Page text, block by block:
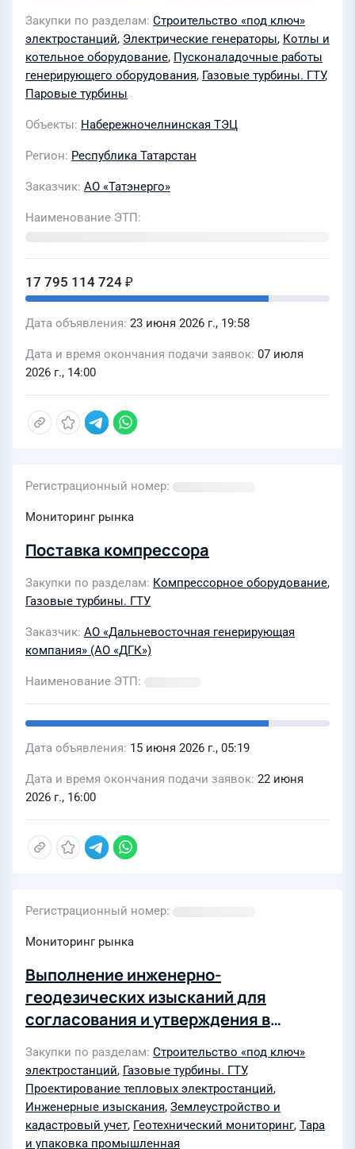
"Татэнерго" - Набережночелнинской
ТЭЦ общей мощностью 236 МВт" для
нужд филиала АО "Татэнерго" -
Набережночелнинская ТЭЦ
Закупки по разделам Строительство «под ключ»
электростанций, Электрические генераторы, Котлы и
котельное оборудование, Пусконаладочные работы
генерирующего оборудования, Газовые турбины. ГТУ,
Паровые турбины
Объекты Набережночелнинская ТЭЦ
Регион Республика Татарстан
Заказчик АО «Татэнерго»
Наименование ЭТП
17 795 114 724 ₽
Дата объявления 23 июня 2026 г., 19:58
Дата и время окончания подачи заявок 07 июля
2026 г., 14:00
Регистрационный номер
Мониторинг рынка
Поставка компрессора
Закупки по разделам Компрессорное оборудование,
Газовые турбины. ГТУ
Заказчик АО «Дальневосточная генерирующая
компания» (АО «ДГК»)
Наименование ЭТП
Дата объявления 15 июня 2026 г., 05:19
Дата и время окончания подачи заявок 22 июня
2026 г., 16:00
Регистрационный номер
Мониторинг рынка
Выполнение инженерно-
геодезических изысканий для
согласования и утверждения в
градостроительства Сахалинской
области с целью подготовки
документации по планировке
территории в рамках выполнения
Закупки по разделам Строительство «под ключ»
электростанций, Газовые турбины. ГТУ,
Проектирование тепловых электростанций,
Инженерные изыскания, Землеустройство и
кадастровый учет, Геотехнический мониторинг, Тара
и упаковка промышленная